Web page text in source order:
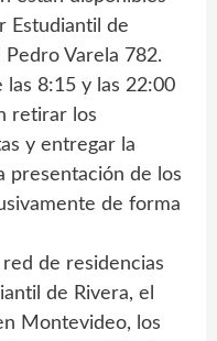
Estudiantil de
Pedro Varela 782.
8:15 y las 22:00
retirar los
y entregar la
presentación de los
de forma
de residencias
de Rivera, el
Montevideo, los